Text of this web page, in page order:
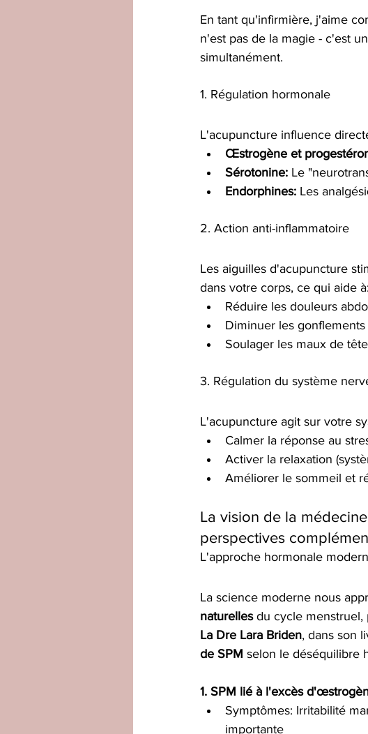
En tant qu'infirmière, j'aime
n'est pas de la magie - c'est
simultanément.
1. Régulation hormonale
L'acupuncture influence
Œstrogène et
Sérotonine: Le
Endorphines: Les
2. Action anti-inflammatoire
Les aiguilles d'acupuncture
dans votre corps, ce qui aide à:
Réduire les douleurs
Diminuer les
Soulager les maux de tête
3. Régulation du système
L'acupuncture agit sur votre
Calmer la réponse au
Activer la relaxation
Améliorer le sommeil et
La vision de la
perspectives
L'approche hormonale
La science moderne nous
naturelles du cycle menstruel,
La Dre Lara Briden, dans son
de SPM selon le déséquilibre
1. SPM lié à l'excès
Symptômes: Irritabilité
importante